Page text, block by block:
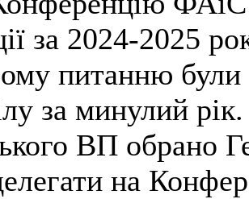
за 2024-2025
питанню були
за минулий
ВП обрано
на